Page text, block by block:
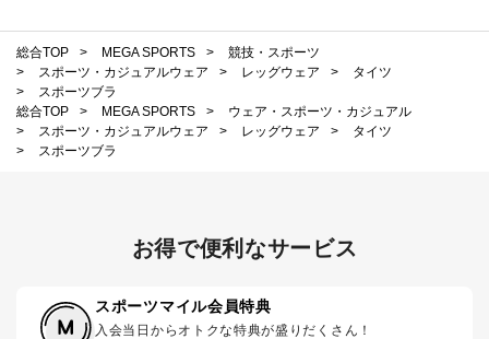
総合TOP > MEGA SPORTS >
競技・スポーツ
>
スポーツ・カジュアルウェア > レッグウェア >
タイツ
>
スポーツブラ
総合TOP
> MEGA SPORTS >
ウェア・スポーツ・カジュアル
>
スポーツ・カジュアルウェア > レッグウェア >
タイツ
>
スポーツブラ
お得で便利なサービス
スポーツマイル会員特典
入会当日からオトクな特典が盛りだくさん！